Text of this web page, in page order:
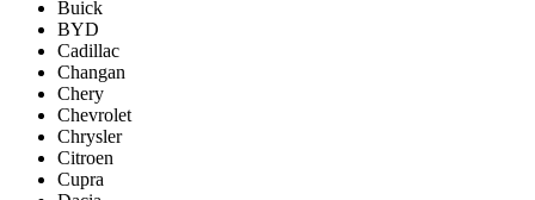
Buick
BYD
Cadillac
Changan
Chery
Chevrolet
Chrysler
Citroen
Cupra